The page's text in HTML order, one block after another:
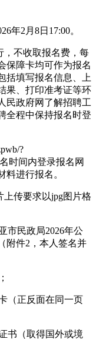
2月8日17:00。
不收取报名费，每
保障卡均可作为报名
括填写报名信息、上
果、打印准考证等环
民政府网了解招聘工
全程中保持报名时登
?
时间内登录报名网
进行报名。
传要求以jpg图片格
民政局2026年公
附件2，本人签名并
正反面在同一页
（取得国外或境